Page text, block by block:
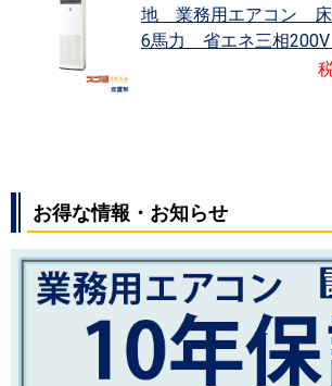
地 業務用エアコン
6馬力 省エネ三相
お得な情報・お知らせ